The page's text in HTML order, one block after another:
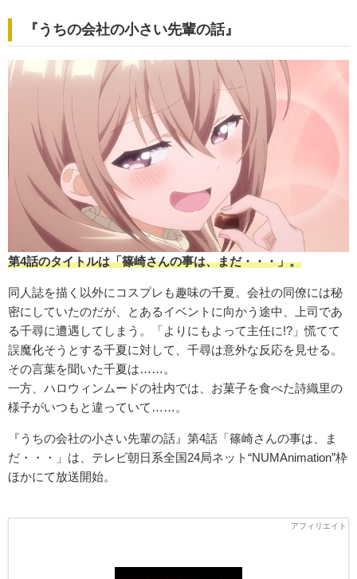
『うちの会社の小さい先輩の話』
第4話のタイトルは「篠崎さんの事は、まだ・・・」。
同人誌を描く以外にコスプレも趣味の千夏。会社の同僚には秘
密にしていたのだが、とあるイベントに向かう途中、上司であ
る千尋に遭遇してしまう。「よりにもよって主任に!?」慌てて
誤魔化そうとする千夏に対して、千尋は意外な反応を見せる。
その言葉を聞いた千夏は……。
一方、ハロウィンムードの社内では、お菓子を食べた詩織里の
様子がいつもと違っていて……。
『うちの会社の小さい先輩の話』第4話「篠崎さんの事は、ま
だ・・・」は、テレビ朝日系全国24局ネット“NUMAnimation”枠
ほかにて放送開始。